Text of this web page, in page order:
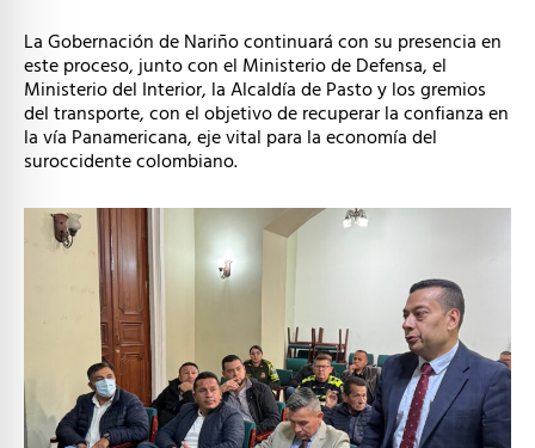
La Gobernación de Nariño continuará con su presencia en
este proceso, junto con el Ministerio de Defensa, el
Ministerio del Interior, la Alcaldía de Pasto y los gremios
del transporte, con el objetivo de recuperar la confianza en
la vía Panamericana, eje vital para la economía del
suroccidente colombiano.